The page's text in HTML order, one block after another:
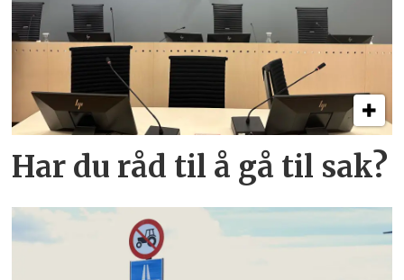
Har du råd til å gå til sak?